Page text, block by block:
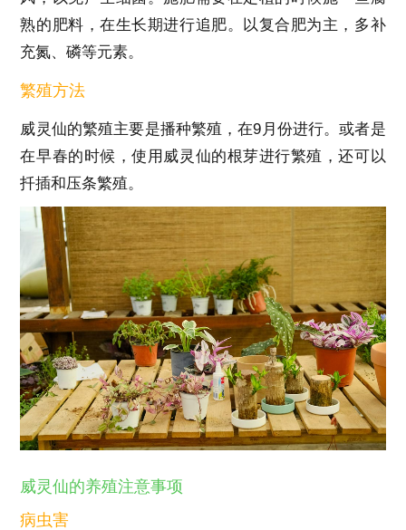
熟的肥料，在生长期进行追肥。以复合肥为主，多补
充氮、磷等元素。
繁殖方法
威灵仙的繁殖主要是播种繁殖，在9月份进行。或者是
在早春的时候，使用威灵仙的根芽进行繁殖，还可以
扦插和压条繁殖。
威灵仙的养殖注意事项
病虫害